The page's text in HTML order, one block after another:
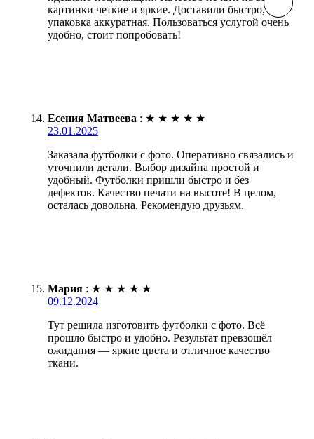
картинки четкие и яркие. Доставили быстро,
упаковка аккуратная. Пользоваться услугой очень
удобно, стоит попробовать!
Есения Матвеева : ★ ★ ★ ★ ★
23.01.2025
Заказала футболки с фото. Оперативно связались и
уточнили детали. Выбор дизайна простой и
удобный. Футболки пришли быстро и без
дефектов. Качество печати на высоте! В целом,
осталась довольна. Рекомендую друзьям.
Мария : ★ ★ ★ ★ ★
09.12.2024
Тут решила изготовить футболки с фото. Всё
прошло быстро и удобно. Результат превзошёл
ожидания — яркие цвета и отличное качество
ткани.